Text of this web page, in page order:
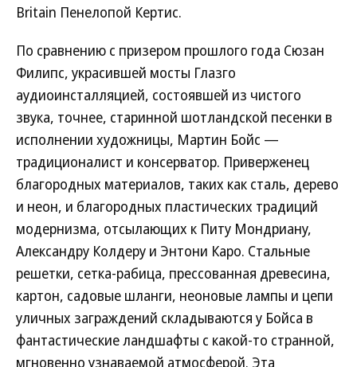
Britain Пенелопой Кертис.
По сравнению с призером прошлого года Сюзан
Филипс, украсившей мосты Глазго
аудиоинсталляцией, состоявшей из чистого
звука, точнее, старинной шотландской песенки в
исполнении художницы, Мартин Бойс —
традиционалист и консерватор. Приверженец
благородных материалов, таких как сталь, дерево
и неон, и благородных пластических традиций
модернизма, отсылающих к Питу Мондриану,
Александру Колдеру и Энтони Каро. Стальные
решетки, сетка-рабица, прессованная древесина,
картон, садовые шланги, неоновые лампы и цепи
уличных заграждений складываются у Бойса в
фантастические ландшафты с какой-то странной,
мгновенно узнаваемой атмосферой. Эта